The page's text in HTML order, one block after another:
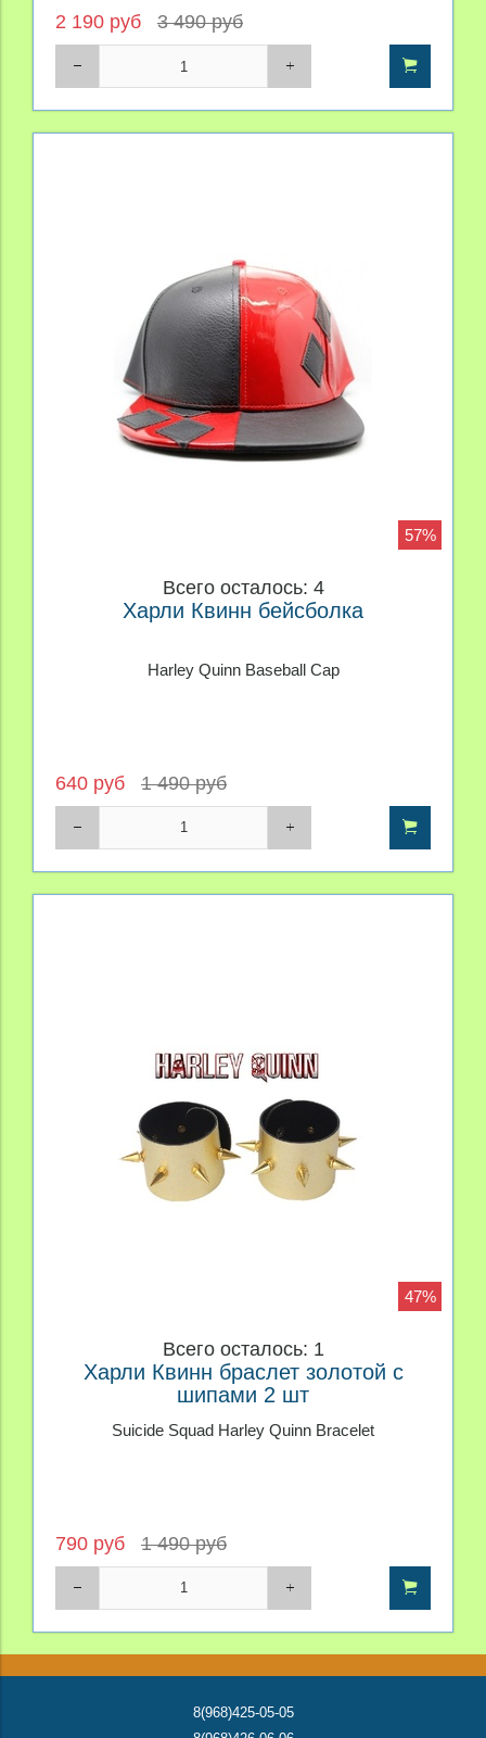
2 190 руб 3 490 руб
57%
Всего осталось: 4
Харли Квинн бейсболка
Harley Quinn Baseball Cap
640 руб 1 490 руб
47%
Всего осталось: 1
Харли Квинн браслет золотой с
шипами 2 шт
Suicide Squad Harley Quinn Bracelet
790 руб 1 490 руб
8(968)425-05-05